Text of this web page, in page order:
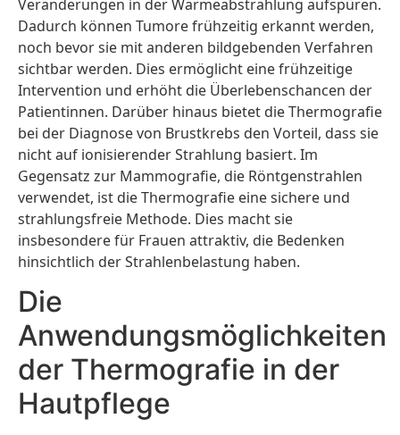
Veränderungen in der Wärmeabstrahlung aufspüren.
Dadurch können Tumore frühzeitig erkannt werden,
noch bevor sie mit anderen bildgebenden Verfahren
sichtbar werden. Dies ermöglicht eine frühzeitige
Intervention und erhöht die Überlebenschancen der
Patientinnen. Darüber hinaus bietet die Thermografie
bei der Diagnose von Brustkrebs den Vorteil, dass sie
nicht auf ionisierender Strahlung basiert. Im
Gegensatz zur Mammografie, die Röntgenstrahlen
verwendet, ist die Thermografie eine sichere und
strahlungsfreie Methode. Dies macht sie
insbesondere für Frauen attraktiv, die Bedenken
hinsichtlich der Strahlenbelastung haben.
Die
Anwendungsmöglichkeiten
der Thermografie in der
Hautpflege